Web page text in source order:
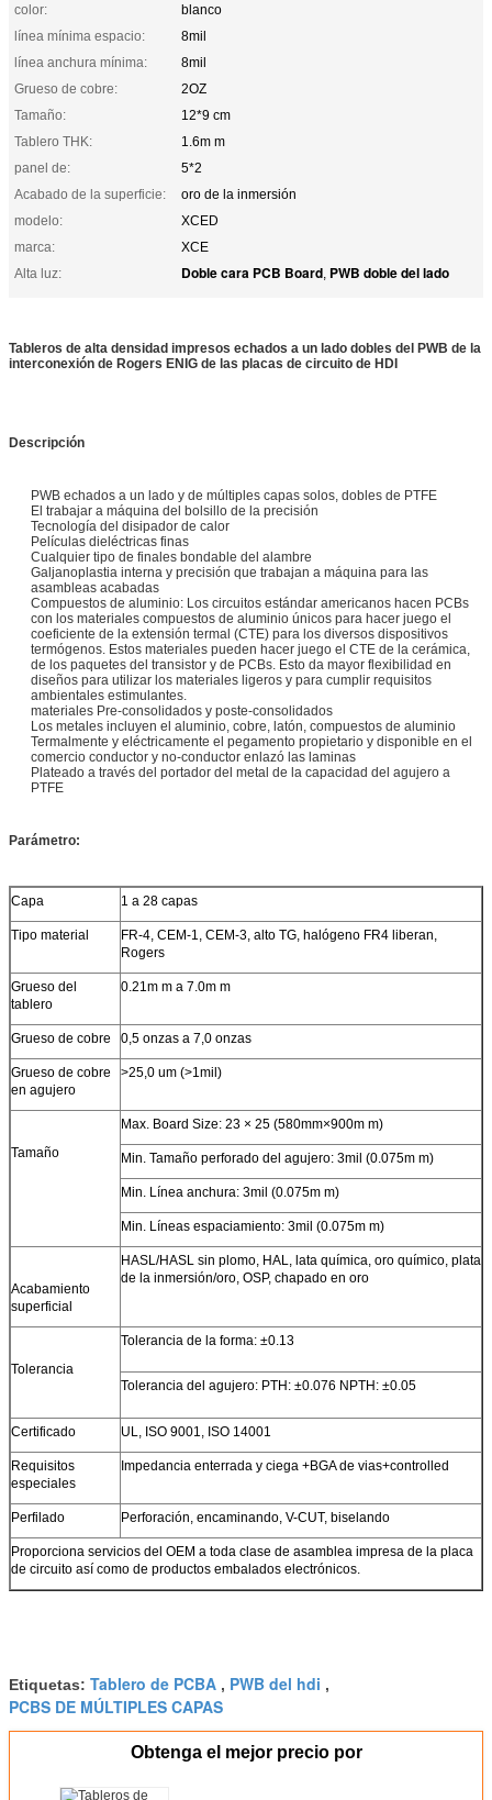
color:
blanco
línea mínima espacio:
8mil
línea anchura mínima:
8mil
Grueso de cobre:
2OZ
Tamaño:
12*9 cm
Tablero THK:
1.6m m
panel de:
5*2
Acabado de la superficie:
oro de la inmersión
modelo:
XCED
marca:
XCE
Alta luz:
Doble cara PCB Board, PWB doble del lado
Tableros de alta densidad impresos echados a un lado dobles del PWB de la
interconexión de Rogers ENIG de las placas de circuito de HDI
Descripción
PWB echados a un lado y de múltiples capas solos, dobles de PTFE
El trabajar a máquina del bolsillo de la precisión
Tecnología del disipador de calor
Películas dieléctricas finas
Cualquier tipo de finales bondable del alambre
Galjanoplastia interna y precisión que trabajan a máquina para las
asambleas acabadas
Compuestos de aluminio: Los circuitos estándar americanos hacen PCBs
con los materiales compuestos de aluminio únicos para hacer juego el
coeficiente de la extensión termal (CTE) para los diversos dispositivos
termógenos. Estos materiales pueden hacer juego el CTE de la cerámica,
de los paquetes del transistor y de PCBs. Esto da mayor flexibilidad en
diseños para utilizar los materiales ligeros y para cumplir requisitos
ambientales estimulantes.
materiales Pre-consolidados y poste-consolidados
Los metales incluyen el aluminio, cobre, latón, compuestos de aluminio
Termalmente y eléctricamente el pegamento propietario y disponible en el
comercio conductor y no-conductor enlazó las laminas
Plateado a través del portador del metal de la capacidad del agujero a
PTFE
Parámetro:
Capa 1 a 28 capas
Tipo material
FR-4, CEM-1, CEM-3, alto TG, halógeno FR4 liberan,
Rogers
Grueso del
tablero
0.21m m a 7.0m m
Grueso de cobre 0,5 onzas a 7,0 onzas
Grueso de cobre
en agujero
>25,0 um (>1mil)
Tamaño
Max. Board Size: 23 × 25 (580mm×900m m)
Min. Tamaño perforado del agujero: 3mil (0.075m m)
Min. Línea anchura: 3mil (0.075m m)
Min. Líneas espaciamiento: 3mil (0.075m m)
Acabamiento
superficial
HASL/HASL sin plomo, HAL, lata química, oro químico, plata
de la inmersión/oro, OSP, chapado en oro
Tolerancia
Tolerancia de la forma: ±0.13
Tolerancia del agujero: PTH: ±0.076 NPTH: ±0.05
Certificado UL, ISO 9001, ISO 14001
Requisitos
especiales
Impedancia enterrada y ciega +BGA de vias+controlled
Perfilado Perforación, encaminando, V-CUT, biselando
Proporciona servicios del OEM a toda clase de asamblea impresa de la placa
de circuito así como de productos embalados electrónicos.
Etiquetas: Tablero de PCBA , PWB del hdi ,
PCBS DE MÚLTIPLES CAPAS
Obtenga el mejor precio por